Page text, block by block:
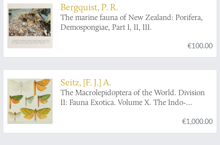
Bergquist, P. R.
The marine fauna of New Zealand: Porifera,
Demospongiae, Part I, II, III.
€100.00
Seitz, [F. J.] A.
The Macrolepidoptera of the World. Division
II: Fauna Exotica. Volume X. The Indo-
€1,000.00